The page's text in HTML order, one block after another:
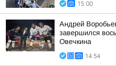
15:00
Андрей
завершился
Овечкина
14:54